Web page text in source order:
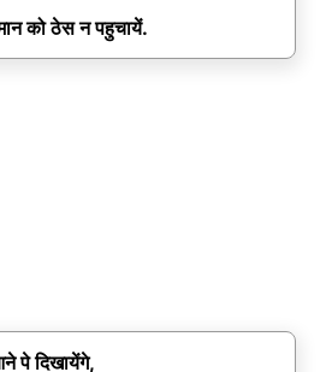
को ठेस न पहुचायें.
पे दिखायेंगे,